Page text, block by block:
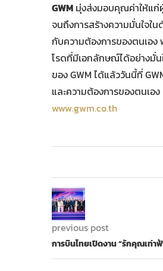
GWM มุ่งส่งมอบคุณค่าให้แก่
จนถึงการสร้างความมั่นใจใน
กับความต้องการของตนเอง
โรดที่มีเอกลักษณ์ได้อย่างมั่
ของ GWM ได้แล้ววันนี้ที่
และความต้องการของตนเอ
www.gwm.co.th
previous post
การบินไทยเปิดงาน “รักคุณเท่าฟ้